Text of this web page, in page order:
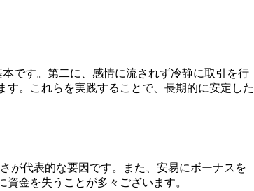
です。第二に、感情に流されず冷静に取引を行
。これらを実践することで、長期的に安定した
が代表的な要因です。また、安易にボーナスを
金を失うことが多々ございます。